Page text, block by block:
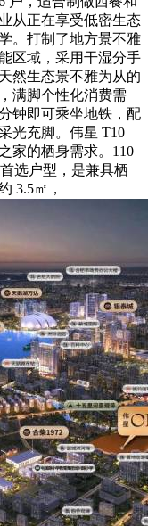
从正在享受低密生态
。打制了地方景不雅
区域，采用干湿分手
然生态景不雅为从的
满脚个性化消费需
钟即可乘坐地铁，配
光充脚。伟星 T10
家的栖身需求。110
选户型，是兼具栖
3.5㎡，